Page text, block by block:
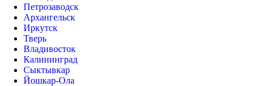
Петрозаводск
Архангельск
Иркутск
Тверь
Владивосток
Калининград
Сыктывкар
Йошкар-Ола